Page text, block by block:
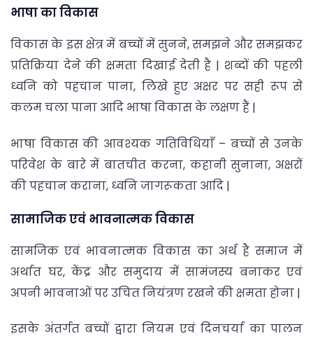
भाषा का विकास
विकास के इस क्षेत्र में बच्चों में सुनने, समझने और समझकर
प्रतिक्रिया देने की क्षमता दिखाई देती है | शब्दों की पहली
ध्वनि को पहचान पाना, लिखे हुए अक्षर पर सही रूप से
कलम चला पाना आदि भाषा विकास के लक्षण हैं |
भाषा विकास की आवश्यक गतिविधियाँ – बच्चों से उनके
परिवेश के बारे में बातचीत करना, कहानी सुनाना, अक्षरों
की पहचान कराना, ध्वनि जागरूकता आदि |
सामाजिक एवं भावनात्मक विकास
सामजिक एवं भावनात्मक विकास का अर्थ है समाज में
अर्थात घर, केंद्र और समुदाय में सामंजस्य बनाकर एवं
अपनी भावनाओं पर उचित नियंत्रण रखने की क्षमता होना |
इसके अंतर्गत बच्चों द्वारा नियम एवं दिनचर्या का पालन